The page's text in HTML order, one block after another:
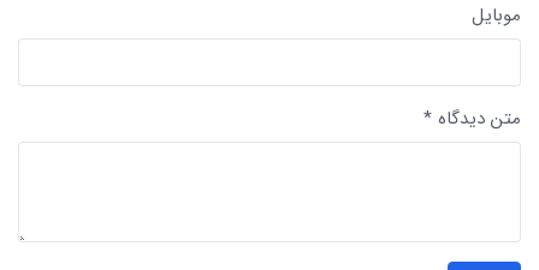
موبایل
متن دیدگاه *